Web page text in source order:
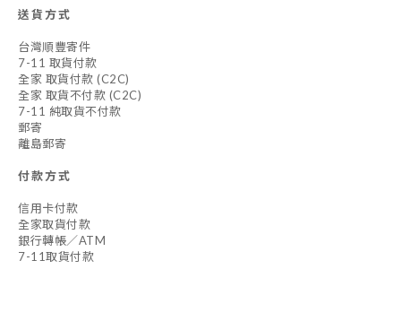
送貨方式
台灣順豐寄件
7-11 取貨付款
全家 取貨付款 (C2C)
全家 取貨不付款 (C2C)
7-11 純取貨不付款
郵寄
離島郵寄
付款方式
信用卡付款
全家取貨付款
銀行轉帳／ATM
7-11取貨付款